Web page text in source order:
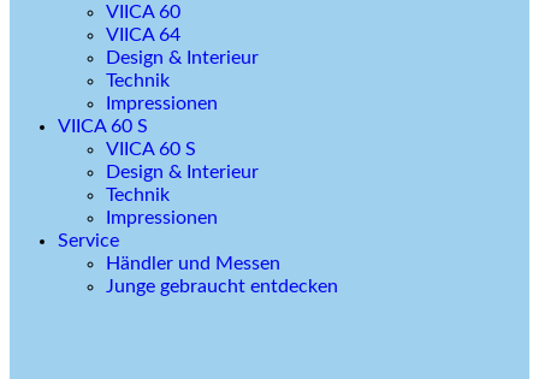
VIICA 60
VIICA 64
Design & Interieur
Technik
Impressionen
VIICA 60 S
VIICA 60 S
Design & Interieur
Technik
Impressionen
Service
Händler und Messen
Junge gebraucht entdecken